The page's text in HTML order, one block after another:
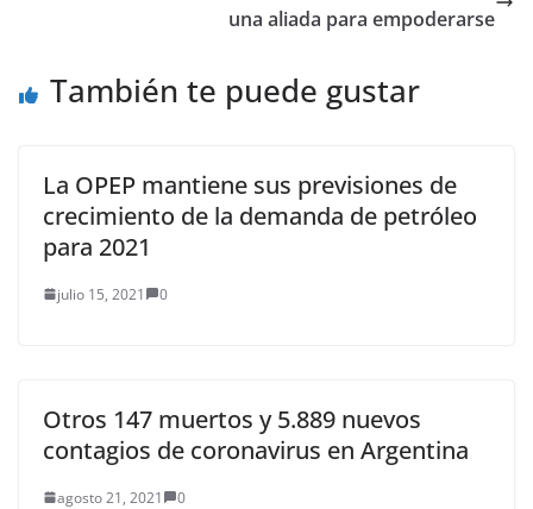
una aliada para empoderarse
También te puede gustar
La OPEP mantiene sus previsiones de
crecimiento de la demanda de petróleo
para 2021
julio 15, 2021 0
Otros 147 muertos y 5.889 nuevos
contagios de coronavirus en Argentina
agosto 21, 2021 0